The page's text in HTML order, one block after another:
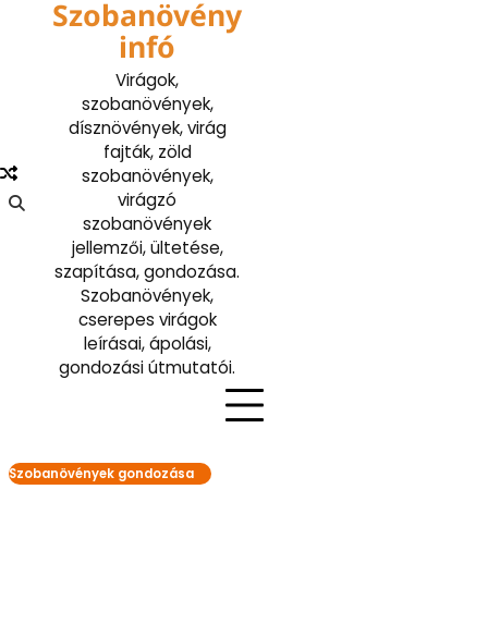
Szobanövény
infó
Virágok,
szobanövények,
dísznövények, virág
fajták, zöld
szobanövények,
virágzó
szobanövények
jellemzői, ültetése,
szapítása, gondozása.
Szobanövények,
cserepes virágok
leírásai, ápolási,
gondozási útmutatói.
Szobanövények gondozása